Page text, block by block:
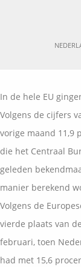
In de hele EU
Volgens de cijfers
vorige maand 11,9
die het Centraal
geleden
manier berekend
Volgens de
vierde plaats van
februari, toen
had met 15,6